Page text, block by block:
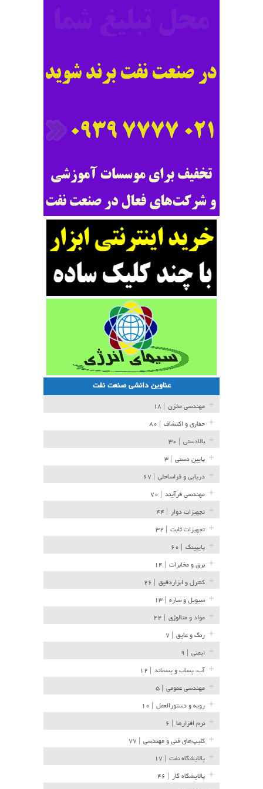
عناوین دانشی صنعت نفت
مهندسی مخزن
حفاری و اکتشاف
بالادستی
پایین دستی
دریایی و فراساحلی
مهندسی فرآیند
تجهیزات دوار
تجهیزات ثابت
پایپینگ
برق و مخابرات
کنترل و ابزاردقیق
سیویل و سازه
مواد و متالوژی
رنگ و عایق
ایمنی
آب، پساب و پسماند
مهندسی عمومی
رویه و دستورالعمل
نرم افزارها
کلیپ‌های فنی و مهندسی
پالایشگاه نفت
پالایشگاه گاز